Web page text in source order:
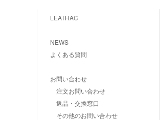
LEATHAC
NEWS
よくある質問
お問い合わせ
注文お問い合わせ
返品・交換窓口
その他のお問い合わせ